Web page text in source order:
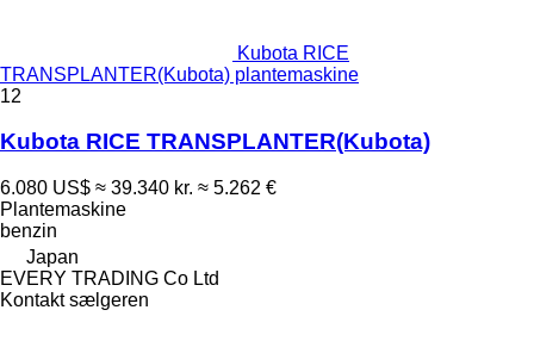
Kubota RICE
TRANSPLANTER(Kubota) plantemaskine
12
Kubota RICE TRANSPLANTER(Kubota)
6.080 US$ ≈ 39.340 kr. ≈ 5.262 €
Plantemaskine
benzin
Japan
EVERY TRADING Co Ltd
Kontakt sælgeren